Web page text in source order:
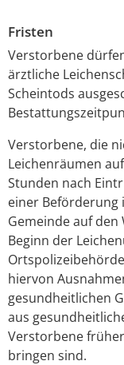
Fristen
Verstorbene
ärztliche
Scheintods
Verstorbene, die
Leichenräumen
Stunden nach
einer Beförderung
Gemeinde auf
Beginn der
hiervon
gesundheitlichen
aus
Verstorbene
bringen sind.